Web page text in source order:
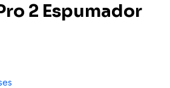
2 Espumador